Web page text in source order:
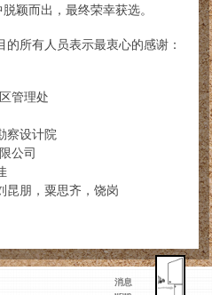
颖而出，最终荣幸获选。
所有人员表示最衷心的感谢：
管理处
察设计院
公司
昆朋，粟思齐，饶岗
消息